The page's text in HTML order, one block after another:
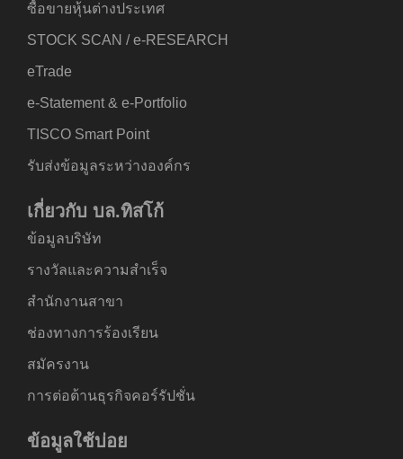
ซื้อขายหุ้นต่างประเทศ
STOCK SCAN / e-RESEARCH
eTrade
e-Statement & e-Portfolio
TISCO Smart Point
รับส่งข้อมูลระหว่างองค์กร
เกี่ยวกับ บล.ทิสโก้
ข้อมูลบริษัท
รางวัลและความสำเร็จ
สำนักงานสาขา
ช่องทางการร้องเรียน
สมัครงาน
การต่อต้านธุรกิจคอร์รัปชั่น
ข้อมูลใช้บ่อย